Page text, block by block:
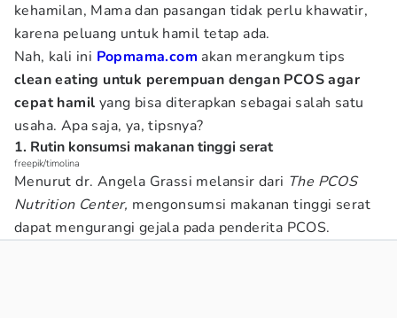
kehamilan, Mama dan pasangan tidak perlu khawatir,
karena peluang untuk hamil tetap ada.
Nah, kali ini Popmama.com akan merangkum tips
clean eating untuk perempuan dengan PCOS agar
cepat hamil yang bisa diterapkan sebagai salah satu
usaha. Apa saja, ya, tipsnya?
1. Rutin konsumsi makanan tinggi serat
freepik/timolina
Menurut dr. Angela Grassi melansir dari The PCOS
Nutrition Center, mengonsumsi makanan tinggi serat
dapat mengurangi gejala pada penderita PCOS.